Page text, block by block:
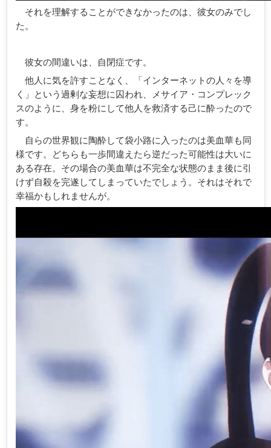
それを理解することができなかったのは、彼女のみでし
た。
彼女の間違いは、自閉症です。
他人に気を許すことなく、「インターネットの人々を導
く」という過剰な妄想に囚われ、メサイア・コンプレック
スのように、身を粉にして他人を救済する己に酔ったので
す。
自らの世界観に陶酔して袋小路に入ったのは美血華も同
様です。どちらも一歩間違えたら逆だった可能性は大いに
ある存在。その場合の美血華は不完全な状態のまま後に引
けず自殺を完遂してしまっていたでしょう。それはそれで
幸福かもしれませんが。